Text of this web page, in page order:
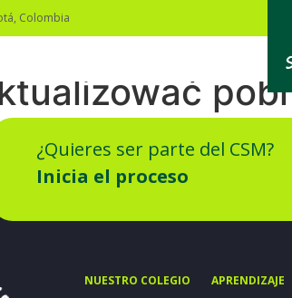
Colombia
¿Quieres ser parte del CSM?
Inicia el proceso
NUESTRO COLEGIO
APRENDIZAJE